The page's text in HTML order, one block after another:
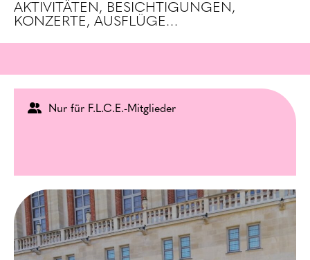
AKTIVITÄTEN, BESICHTIGUNGEN,
KONZERTE, AUSFLÜGE…
Nur für F.L.C.E.-Mitglieder